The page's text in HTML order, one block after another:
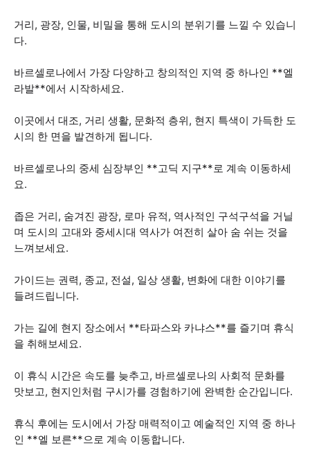
거리, 광장, 인물, 비밀을 통해 도시의 분위기를 느낄 수 있습니
다.
바르셀로나에서 가장 다양하고 창의적인 지역 중 하나인 **엘
라발**에서 시작하세요.
이곳에서 대조, 거리 생활, 문화적 층위, 현지 특색이 가득한 도
시의 한 면을 발견하게 됩니다.
바르셀로나의 중세 심장부인 **고딕 지구**로 계속 이동하세
요.
좁은 거리, 숨겨진 광장, 로마 유적, 역사적인 구석구석을 거닐
며 도시의 고대와 중세시대 역사가 여전히 살아 숨 쉬는 것을
느껴보세요.
가이드는 권력, 종교, 전설, 일상 생활, 변화에 대한 이야기를
들려드립니다.
가는 길에 현지 장소에서 **타파스와 카냐스**를 즐기며 휴식
을 취해보세요.
이 휴식 시간은 속도를 늦추고, 바르셀로나의 사회적 문화를
맛보고, 현지인처럼 구시가를 경험하기에 완벽한 순간입니다.
휴식 후에는 도시에서 가장 매력적이고 예술적인 지역 중 하나
인 **엘 보른**으로 계속 이동합니다.